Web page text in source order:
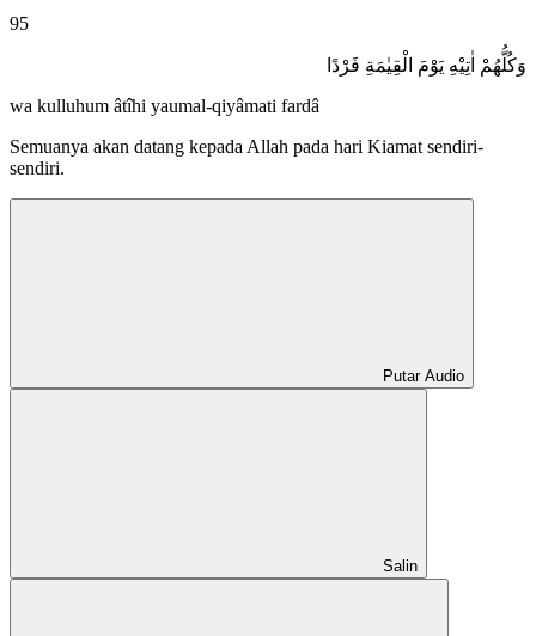
95
وَكُلُّهُمْ اٰتِيْهِ يَوْمَ الْقِيٰمَةِ فَرْدًا
wa kulluhum âtîhi yaumal-qiyâmati fardâ
Semuanya akan datang kepada Allah pada hari Kiamat sendiri-
sendiri.
Putar Audio
Salin